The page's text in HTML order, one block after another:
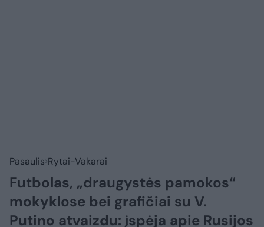
Pasaulis Rytai-Vakarai
Futbolas, „draugystės pamokos“
mokyklose bei grafičiai su V.
Putino atvaizdu: įspėja apie Rusijos